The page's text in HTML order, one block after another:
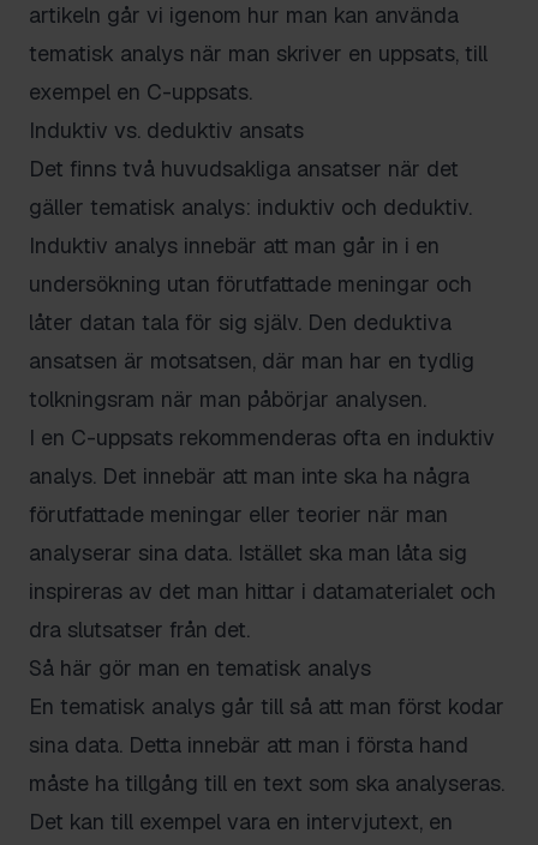
artikeln går vi igenom hur man kan använda
tematisk analys när man skriver en uppsats, till
exempel en C-uppsats.
Induktiv vs. deduktiv ansats
Det finns två huvudsakliga ansatser när det
gäller tematisk analys: induktiv och deduktiv.
Induktiv analys innebär att man går in i en
undersökning utan förutfattade meningar och
låter datan tala för sig själv. Den deduktiva
ansatsen är motsatsen, där man har en tydlig
tolkningsram när man påbörjar analysen.
I en C-uppsats rekommenderas ofta en induktiv
analys. Det innebär att man inte ska ha några
förutfattade meningar eller teorier när man
analyserar sina data. Istället ska man låta sig
inspireras av det man hittar i datamaterialet och
dra slutsatser från det.
Så här gör man en tematisk analys
En tematisk analys går till så att man först kodar
sina data. Detta innebär att man i första hand
måste ha tillgång till en text som ska analyseras.
Det kan till exempel vara en intervjutext, en